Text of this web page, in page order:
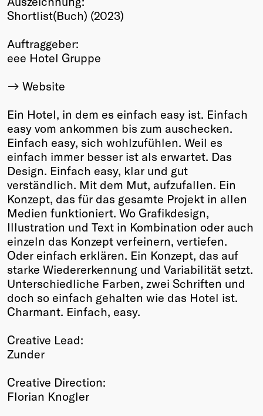
Winners
Past
Annual
Shortlist(Buch) (2023)
Auftraggeber:
eee Hotel Gruppe
Website
Ein Hotel, in dem es einfach easy ist. Einfach
easy vom ankommen bis zum auschecken.
Einfach easy, sich wohlzufühlen. Weil es
einfach immer besser ist als erwartet. Das
Design. Einfach easy, klar und gut
verständlich. Mit dem Mut, aufzufallen. Ein
Konzept, das für das gesamte Projekt in allen
Medien funktioniert. Wo Grafikdesign,
Illustration und Text in Kombination oder auch
einzeln das Konzept verfeinern, vertiefen.
Oder einfach erklären. Ein Konzept, das auf
starke Wiedererkennung und Variabilität setzt.
Unterschiedliche Farben, zwei Schriften und
doch so einfach gehalten wie das Hotel ist.
Charmant. Einfach, easy.
Creative Lead:
Zunder
Creative Direction:
Florian Knogler